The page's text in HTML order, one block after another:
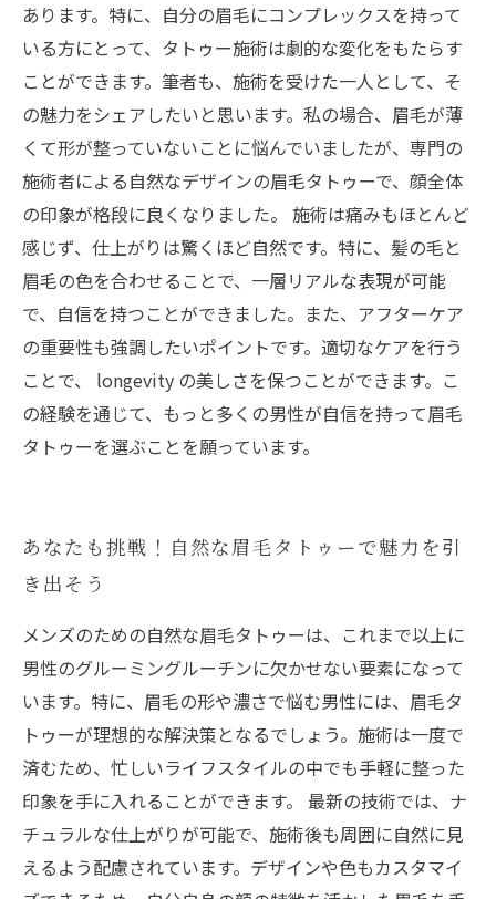
あります。特に、自分の眉毛にコンプレックスを持って
いる方にとって、タトゥー施術は劇的な変化をもたらす
ことができます。筆者も、施術を受けた一人として、そ
の魅力をシェアしたいと思います。私の場合、眉毛が薄
くて形が整っていないことに悩んでいましたが、専門の
施術者による自然なデザインの眉毛タトゥーで、顔全体
の印象が格段に良くなりました。 施術は痛みもほとんど
感じず、仕上がりは驚くほど自然です。特に、髪の毛と
眉毛の色を合わせることで、一層リアルな表現が可能
で、自信を持つことができました。また、アフターケア
の重要性も強調したいポイントです。適切なケアを行う
ことで、 longevity の美しさを保つことができます。こ
の経験を通じて、もっと多くの男性が自信を持って眉毛
タトゥーを選ぶことを願っています。
あなたも挑戦！自然な眉毛タトゥーで魅力を引
き出そう
メンズのための自然な眉毛タトゥーは、これまで以上に
男性のグルーミングルーチンに欠かせない要素になって
います。特に、眉毛の形や濃さで悩む男性には、眉毛タ
トゥーが理想的な解決策となるでしょう。施術は一度で
済むため、忙しいライフスタイルの中でも手軽に整った
印象を手に入れることができます。 最新の技術では、ナ
チュラルな仕上がりが可能で、施術後も周囲に自然に見
えるよう配慮されています。デザインや色もカスタマイ